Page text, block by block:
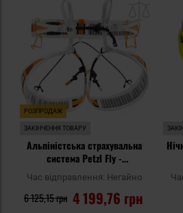
РОЗПРОДАЖ
ЗАКІНЧЕННЯ ТОВАРУ
Альпіністська страхувальна
система Petzl Fly -
Orange/White
Час відправлення: Негайно
4 199,76 грн
6 125,15 грн